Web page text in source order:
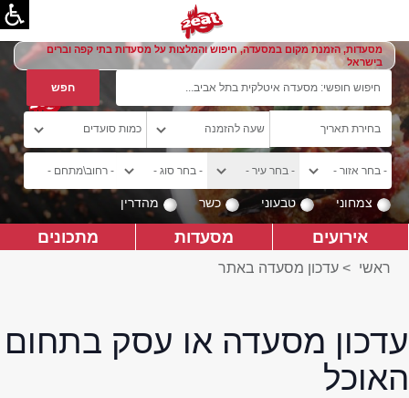
מסעדות, הזמנת מקום במסעדה, חיפוש והמלצות על מסעדות בתי קפה וברים
בישראל
צמחוני טבעוני כשר מהדרין
אירועים מסעדות מתכונים
ראשי > עדכון מסעדה באתר
עדכון מסעדה או עסק בתחום
האוכל